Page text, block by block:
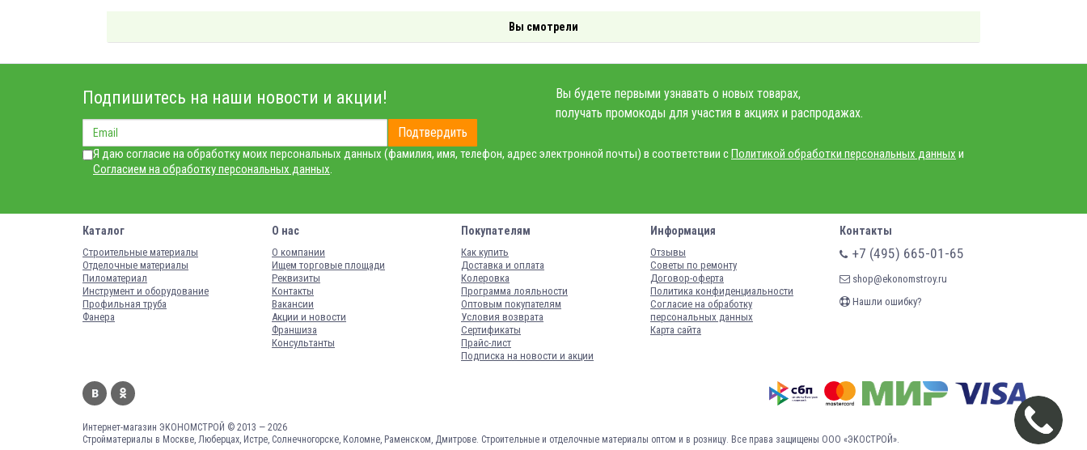
Вы смотрели
Подпишитесь на наши новости и акции!
Подтвердить
Вы будете первыми узнавать о новых товарах,
получать промокоды для участия в акциях и распродажах.
Я даю согласие на обработку моих персональных данных (фамилия, имя, телефон, адрес электронной почты) в соответствии с Политикой обработки персональных данных и
Согласием на обработку персональных данных.
Каталог
Строительные материалы
Отделочные материалы
Пиломатериал
Инструмент и оборудование
Профильная труба
Фанера
О нас
О компании
Ищем торговые площади
Реквизиты
Контакты
Вакансии
Акции и новости
Франшиза
Консультанты
Покупателям
Как купить
Доставка и оплата
Колеровка
Программа лояльности
Оптовым покупателям
Условия возврата
Сертификаты
Прайс-лист
Подписка на новости и акции
Информация
Отзывы
Советы по ремонту
Договор-оферта
Политика конфиденциальности
Согласие на обработку
персональных данных
Карта сайта
Контакты
+7 (495) 665-01-65
shop@ekonomstroy.ru
Нашли ошибку?
Интернет-магазин ЭКОНОМСТРОЙ © 2013 — 2026
Стройматериалы в Москве, Люберцах, Истре, Солнечногорске, Коломне, Раменском, Дмитрове. Строительные и отделочные материалы оптом и в розницу. Все права защищены ООО «ЭКОСТРОЙ».